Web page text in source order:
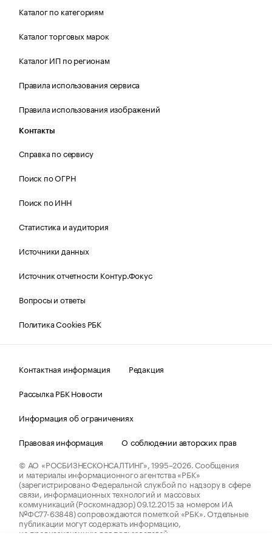
Каталог по категориям
Каталог торговых марок
Каталог ИП по регионам
Правила использования сервиса
Правила использования изображений
Контакты
Справка по сервису
Поиск по ОГРН
Поиск по ИНН
Статистика и аудитория
Источники данных
Источник отчетности Контур.Фокус
Вопросы и ответы
Политика Cookies РБК
Контактная информация
Редакция
Рассылка РБК Новости
Информация об ограничениях
Правовая информация
О соблюдении авторских прав
© АО «РОСБИЗНЕСКОНСАЛТИНГ»,1995–2026.Сообщения
и материалы информационного агентства «РБК»
(зарегистрировано Федеральной службой по надзору в сфере
связи, информационных технологий и массовых
коммуникаций (Роскомнадзор) 09.12.2015 за номером ИА
№ФС77-63848) сопровождаются пометкой «РБК». Отдельные
публикации могут содержать информацию,
не предназначенную для пользователей